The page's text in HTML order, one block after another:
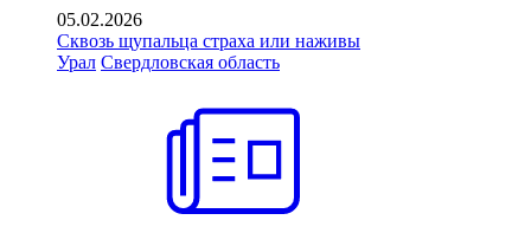
05.02.2026
Сквозь щупальца страха или наживы
Урал Свердловская область